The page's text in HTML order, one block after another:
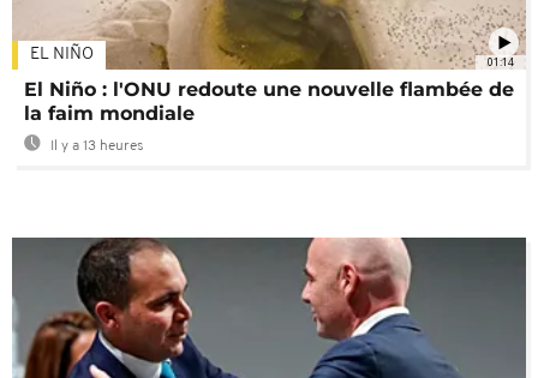
01:14
EL NIÑO
El Niño : l'ONU redoute une nouvelle flambée de
la faim mondiale
Il y a 13 heures